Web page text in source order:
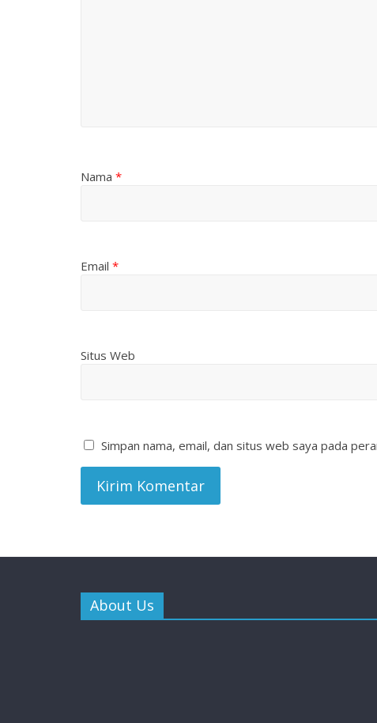
Nama *
Email *
Situs Web
Simpan nama, email, dan situs web saya pada
About Us